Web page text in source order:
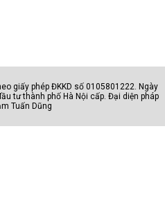
giấy phép ĐKKD số 0105801222. Ngày
tư thành phố Hà Nội cấp. Đại diện pháp
Tuấn Dũng